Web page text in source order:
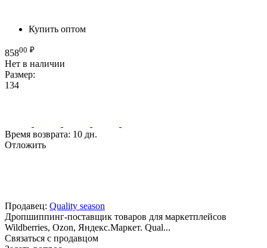
Купить оптом
85800 ₽
Нет в наличии
Размер:
134
Время возврата: 10 дн.
Отложить
Продавец: Quality season
Дропшиппинг-поставщик товаров для маркетплейсов
Wildberries, Ozon, Яндекс.Маркет. Qual...
Связаться с продавцом